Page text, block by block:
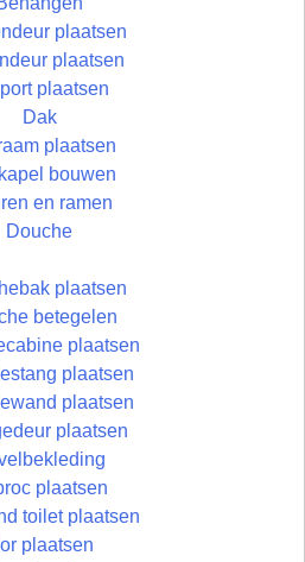
plaatsen
plaatsen
plaatsen
Dak
plaatsen
bouwen
en ramen
Douche
plaatsen
betegelen
plaatsen
plaatsen
plaatsen
plaatsen
plaatsen
toilet plaatsen
plaatsen